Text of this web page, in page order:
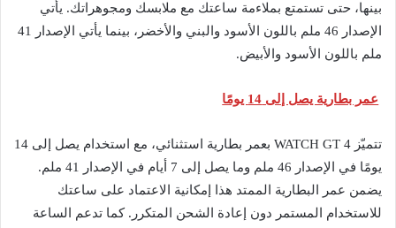
بينها، حتى تستمتع بملاءمة ساعتك مع ملابسك ومجوهراتك. يأتي
الإصدار 46 ملم باللون الأسود والبني والأخضر، بينما يأتي الإصدار 41
ملم باللون الأسود والأبيض.
عمر بطارية يصل إلى 14 يومًا
تتميّز WATCH GT 4 بعمر بطارية استثنائي، مع استخدام يصل إلى 14
يومًا في الإصدار 46 ملم وما يصل إلى 7 أيام في الإصدار 41 ملم.
يضمن عمر البطارية الممتد هذا إمكانية الاعتماد على ساعتك
للاستخدام المستمر دون إعادة الشحن المتكرر. كما تدعم الساعة